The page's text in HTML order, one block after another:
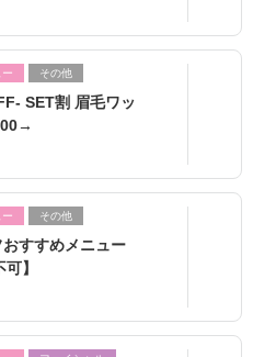
その他
SET割 眉毛ワッ
その他
すすめメニュー
】